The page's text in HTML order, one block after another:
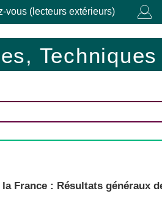
vous (lecteurs extérieurs)
France : Résultats généraux